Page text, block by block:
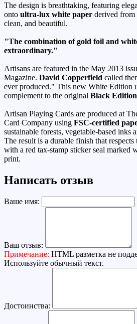
The design is breathtaking, featuring
onto ultra-lux white paper derived from
clean, and beautiful.
"The combination of gold foil and
extraordinary."
Artisans are featured in the May 2013
Magazine. David Copperfield called
ever produced." This new White Edition
complement to the original Black
Artisan Playing Cards are produced at
Card Company using FSC-certified
sustainable forests, vegetable-based inks
The result is a durable finish that respects
with a red tax-stamp sticker seal marked
print.
Написать отзыв
Ваше имя:
Ваш отзыв:
Примечание: HTML разметка не
Используйте обычный текст.
Достоинства: